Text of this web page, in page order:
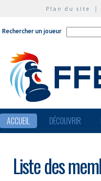
Plan du site |
Rechercher un joueur
ACCUEIL DÉCOUVRIR
Liste des